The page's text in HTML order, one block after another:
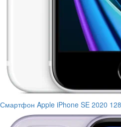
Смартфон Apple iPhone SE 2020